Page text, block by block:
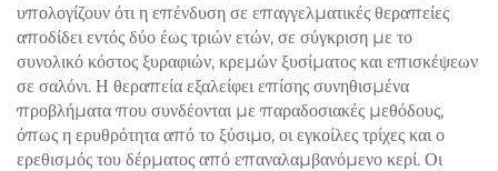
υπολογίζουν ότι η επένδυση σε επαγγελματικές θεραπείες
αποδίδει εντός δύο έως τριών ετών, σε σύγκριση με το
συνολικό κόστος ξυραφιών, κρεμών ξυσίματος και επισκέψεων
σε σαλόνι. Η θεραπεία εξαλείφει επίσης συνηθισμένα
προβλήματα που συνδέονται με παραδοσιακές μεθόδους,
όπως η ερυθρότητα από το ξύσιμο, οι εγκοίλες τρίχες και ο
ερεθισμός του δέρματος από επαναλαμβανόμενο κερί. Οι